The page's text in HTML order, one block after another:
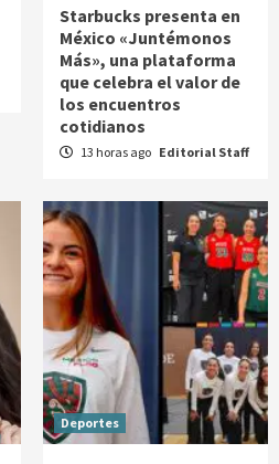
Starbucks presenta en
México «Juntémonos
Más», una plataforma
que celebra el valor de
los encuentros
cotidianos
13 horas ago Editorial Staff
Deportes